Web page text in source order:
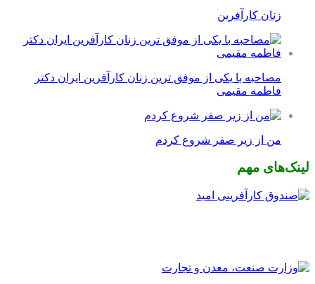
زنان کارآفرین
مصاحبه با یکی از موفق ترین زنان کارآفرین ایران دکتر
فاطمه مقیمی
من از زیر صفر شروع کردم
لینک‌های مهم